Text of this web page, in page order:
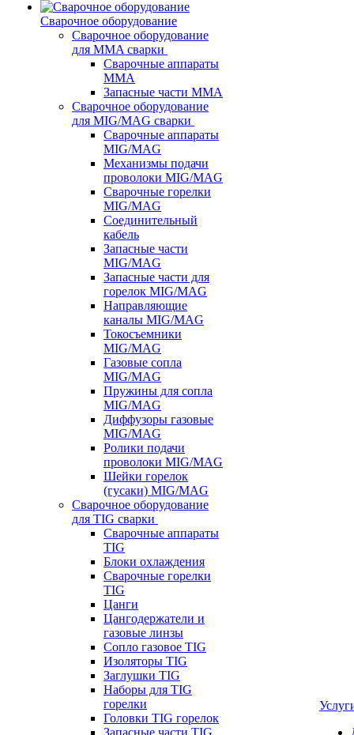
Сварочное оборудование
Сварочное оборудование
для MMA сварки
Сварочные аппараты
MMA
Запасные части MMA
Сварочное оборудование
для MIG/MAG сварки
Сварочные аппараты
MIG/MAG
Механизмы подачи
проволоки MIG/MAG
Сварочные горелки
MIG/MAG
Соединительный
кабель
Запасные части
MIG/MAG
Запасные части для
горелок MIG/MAG
Направляющие
каналы MIG/MAG
Токосъемники
MIG/MAG
Газовые сопла
MIG/MAG
Пружины для сопла
MIG/MAG
Диффузоры газовые
MIG/MAG
Ролики подачи
проволоки MIG/MAG
Шейки горелок
(гусаки) MIG/MAG
Сварочное оборудование
для TIG сварки
Сварочные аппараты
TIG
Блоки охлаждения
Сварочные горелки
TIG
Цанги
Цангодержатели и
газовые линзы
Сопло газовое TIG
Изоляторы TIG
Заглушки TIG
Наборы для TIG
горелки
Головки TIG горелок
Запасные части TIG